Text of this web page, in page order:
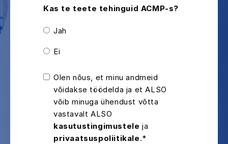
Kas te teete tehinguid ACMP-s?
Jah
Ei
Olen nõus, et minu andmeid
võidakse töödelda ja et ALSO
võib minuga ühendust võtta
vastavalt ALSO
kasutustingimustele ja
privaatsuspoliitikale.*